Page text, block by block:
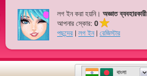
লগ ইন করা হয়নি। অজ্ঞাত ব্যবহারকারী
আপনার স্কোর: 0
পছন্দের | লগ ইন| রেজিস্টার
বাংলা